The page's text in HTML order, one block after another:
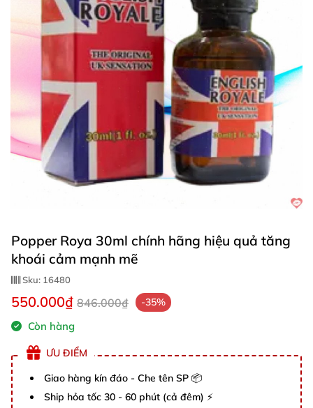
Popper Roya 30ml chính hãng hiệu quả tăng
khoái cảm mạnh mẽ
Sku: 16480
550.000₫ 846.000₫ -35%
Còn hàng
ƯU ĐIỂM
Giao hàng kín đáo - Che tên SP 📦
Ship hỏa tốc 30 - 60 phút (cả đêm) ⚡